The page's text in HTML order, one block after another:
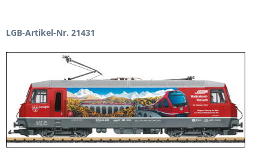
LGB-Artikel-Nr. 21431